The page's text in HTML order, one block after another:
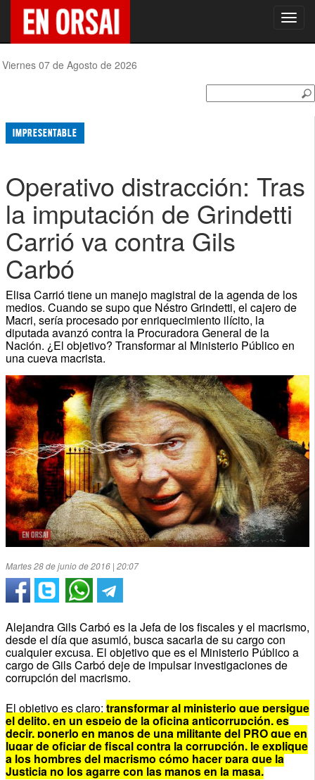
Viernes 07 de Agosto de 2026
IMPRESENTABLE
Operativo distracción: Tras
la imputación de Grindetti
Carrió va contra Gils
Carbó
Elisa Carrió tiene un manejo magistral de la agenda de los
medios. Cuando se supo que Néstro Grindetti, el cajero de
Macri, sería procesado por enriquecimiento ilícito, la
diputada avanzó contra la Procuradora General de la
Nación. ¿El objetivo? Transformar al Ministerio Público en
una cueva macrista.
Martes 28 de junio de 2016 | 20:07
Alejandra Gils Carbó es la Jefa de los fiscales y el macrismo,
desde el día que asumió, busca sacarla de su cargo con
cualquier excusa. El objetivo que es el Ministerio Público a
cargo de Gils Carbó deje de impulsar investigaciones de
corrupción del macrismo.
El objetivo es claro: transformar al ministerio que persigue
el delito, en un espejo de la oficina anticorrupción, es
decir, ponerlo en manos de una militante del PRO que en
lugar de oficiar de fiscal contra la corrupción, le explique
a los hombres del macrismo cómo hacer para que la
Justicia no los agarre con las manos en la masa.